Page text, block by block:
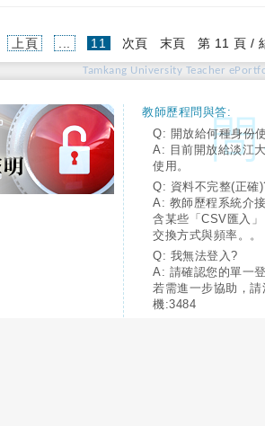
上頁 11 (current)
次頁 末頁 第 11 頁 /
Tamkang University Teacher
教師歷程問與答:
Q: 開放給何種身份
A: 目前開放給淡江
使用。
Q: 資料不完整(正確
A: 教師歷程系統介
含某些「CSV匯入
交換方式與頻率。。
Q: 我無法登入?
A: 請確認您的單一
若需進一步協助，
機:3484